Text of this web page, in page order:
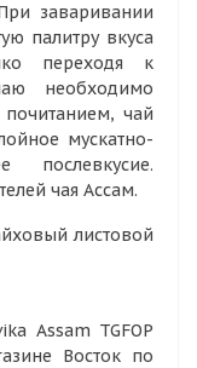
заваривании
палитру вкуса
переходя к
необходимо
чай
мускатно-
послевкусие.
чая Ассам.
листовой
Assam TGFOP
Восток по